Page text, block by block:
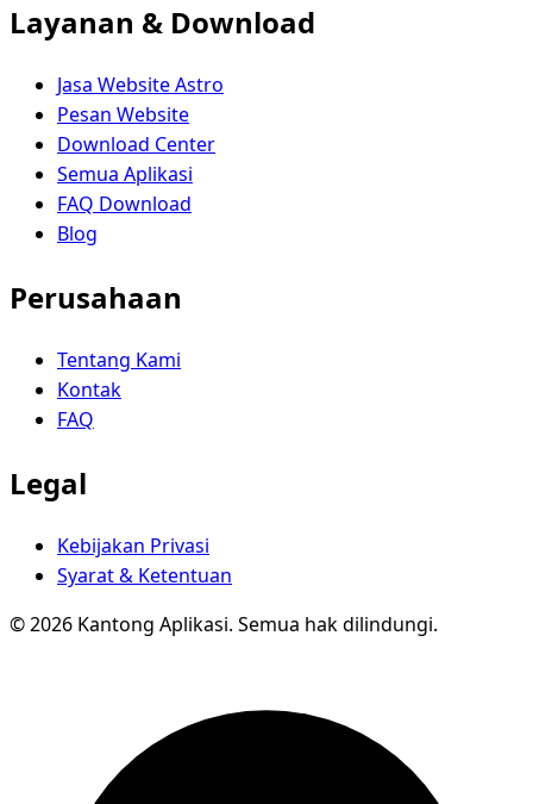
Layanan & Download
Jasa Website Astro
Pesan Website
Download Center
Semua Aplikasi
FAQ Download
Blog
Perusahaan
Tentang Kami
Kontak
FAQ
Legal
Kebijakan Privasi
Syarat & Ketentuan
© 2026 Kantong Aplikasi. Semua hak dilindungi.